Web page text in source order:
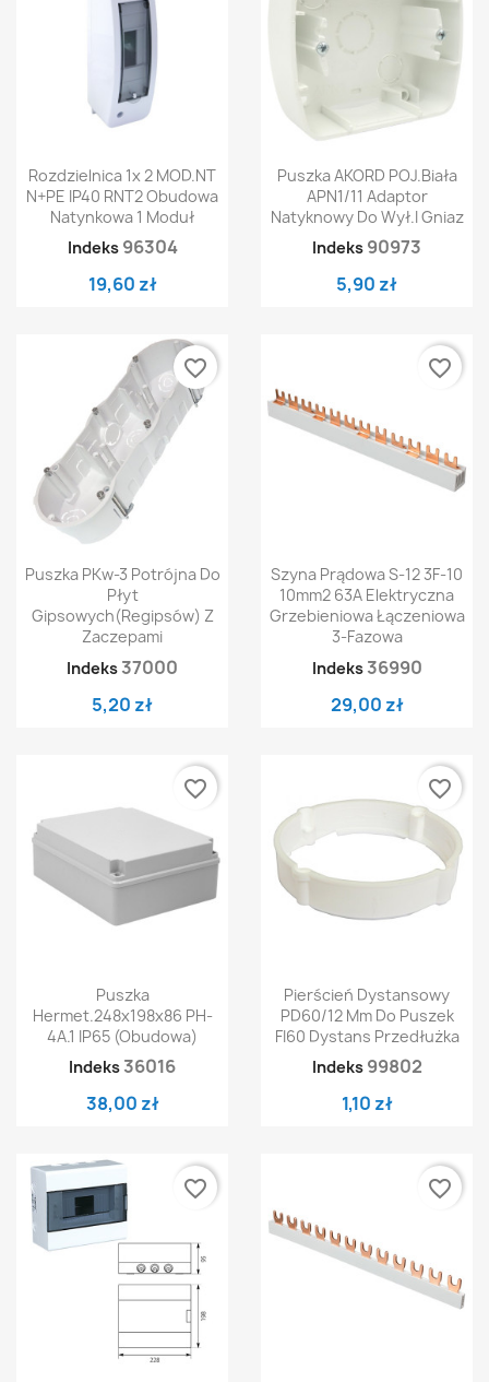
Rozdzielnica 1x 2 MOD.NT
N+PE IP40 RNT2 Obudowa
Natynkowa 1 Moduł
Indeks 96304
19,60 zł
Puszka AKORD POJ.Biała
APN1/11 Adaptor
Natyknowy Do Wył.i Gniaz
Indeks 90973
5,90 zł
Puszka PKw-3 Potrójna Do
Płyt
Gipsowych(regipsów) Z
Zaczepami
Indeks 37000
5,20 zł
favorite_border
Szyna Prądowa S-12 3F-10
10mm2 63A Elektryczna
Grzebieniowa Łączeniowa
3-Fazowa
Indeks 36990
29,00 zł
favorite_border
Puszka
Hermet.248x198x86 PH-
4A.1 IP65 (obudowa)
Indeks 36016
38,00 zł
favorite_border
Pierścień Dystansowy
PD60/12 Mm Do Puszek
FI60 Dystans Przedłużka
Indeks 99802
1,10 zł
favorite_border
favorite_border favorite_border